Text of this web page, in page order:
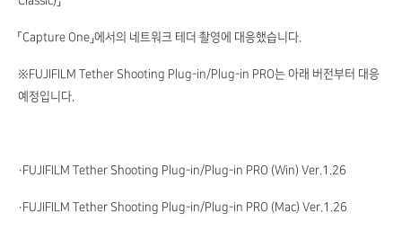
「Capture One」에서의 네트워크 테더 촬영에 대응했습니다.
※FUJIFILM Tether Shooting Plug-in/Plug-in PRO는 아래 버전부터 대응
예정입니다.
・FUJIFILM Tether Shooting Plug-in/Plug-in PRO (Win) Ver.1.26
・FUJIFILM Tether Shooting Plug-in/Plug-in PRO (Mac) Ver.1.26